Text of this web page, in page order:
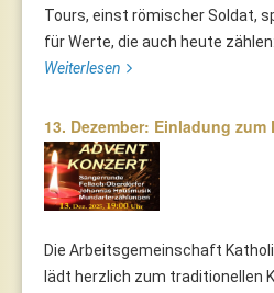
Tours, einst römischer Soldat,
für Werte, die auch heute
Weiterlesen
13. Dezember: Einladung
Die Arbeitsgemeinschaft
lädt herzlich zum traditionellen